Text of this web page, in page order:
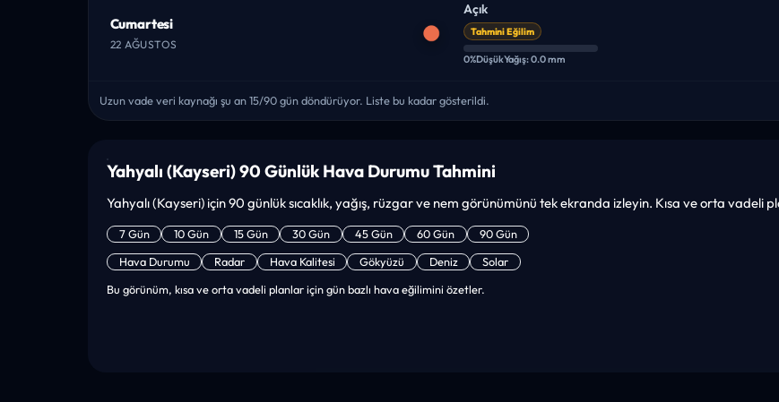
Cumartesi
22 AĞUSTOS
Açık
Tahmini Eğilim
0%DüşükYağış: 0.0 mm
Uzun vade veri kaynağı şu an 15/90 gün döndürüyor. Liste bu kadar gösterildi.
Yahyalı (Kayseri) 90 Günlük Hava Durumu Tahmini
Yahyalı (Kayseri) için 90 günlük sıcaklık, yağış, rüzgar ve nem görünümünü tek ekranda izleyin. Kısa ve orta vadeli
7 Gün 10 Gün 15 Gün 30 Gün 45 Gün 60 Gün
90 Gün
Hava Durumu
Radar Hava Kalitesi Gökyüzü Deniz
Solar
Bu görünüm, kısa ve orta vadeli planlar için gün bazlı hava eğilimini özetler.